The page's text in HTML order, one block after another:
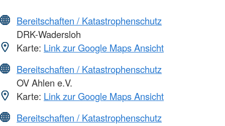
Bereitschaften / Katastrophenschutz
DRK-Wadersloh
Karte: Link zur Google Maps Ansicht
Bereitschaften / Katastrophenschutz
OV Ahlen e.V.
Karte: Link zur Google Maps Ansicht
Bereitschaften / Katastrophenschutz